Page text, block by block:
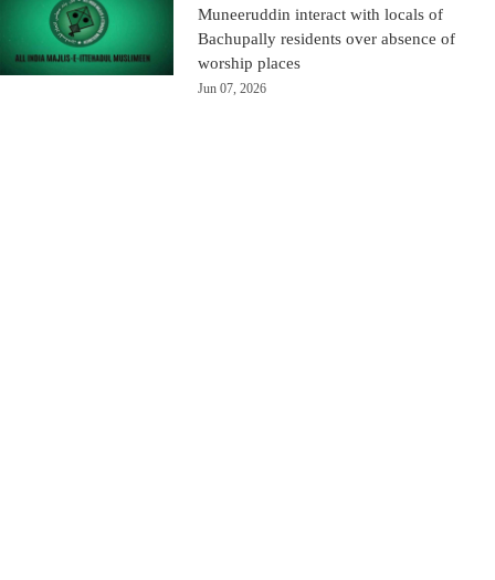
Muneeruddin interact with locals of
Bachupally residents over absence of
worship places
Jun 07, 2026